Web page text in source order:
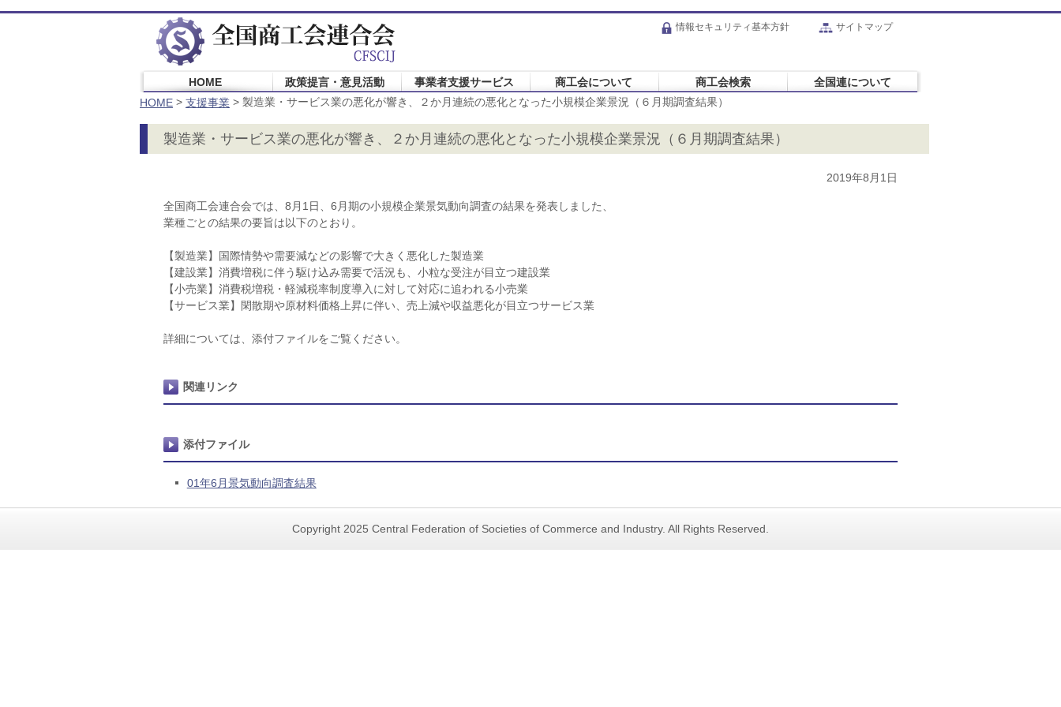
情報セキュリティ基本方針 サイトマップ
HOME 政策提言・意見活動 事業者支援サービス 商工会について 商工会検索
全国連について
HOME > 支援事業 > 製造業・サービス業の悪化が響き、２か月連続の悪化となった小規模企業景況（６月期調査結果）
製造業・サービス業の悪化が響き、２か月連続の悪化となった小規模企業景況（６月期調査結果）
2019年8月1日
全国商工会連合会では、8月1日、6月期の小規模企業景気動向調査の結果を発表しました、
業種ごとの結果の要旨は以下のとおり。
【製造業】国際情勢や需要減などの影響で大きく悪化した製造業
【建設業】消費増税に伴う駆け込み需要で活況も、小粒な受注が目立つ建設業
【小売業】消費税増税・軽減税率制度導入に対して対応に追われる小売業
【サービス業】閑散期や原材料価格上昇に伴い、売上減や収益悪化が目立つサービス業
詳細については、添付ファイルをご覧ください。
関連リンク
添付ファイル
01年6月景気動向調査結果
Copyright 2025 Central Federation of Societies of Commerce and Industry. All Rights Reserved.